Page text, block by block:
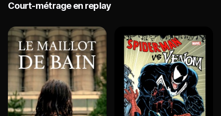
Court-métrage en replay